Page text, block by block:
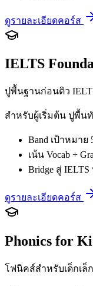
ดูรายละเอียดคอร์ส
IELTS
ปูพื้นฐานก่อนติว
สำหรับผู้เริ่มต้น ปูพื้น
Band เป้าหมาย
เน้น Vocab +
Bridge สู่
ดูรายละเอียดคอร์ส
Phonics for
โฟนิคส์สำหรับเด็กเล็ก